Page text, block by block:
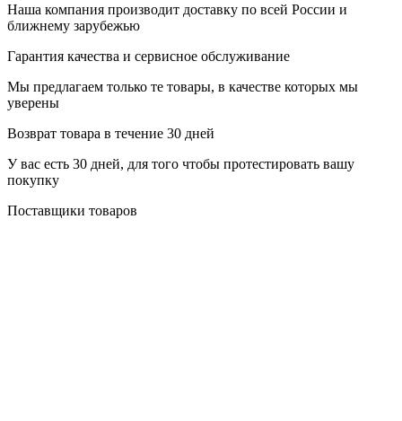
Наша компания производит доставку по всей России и
ближнему зарубежью
Гарантия качества и сервисное обслуживание
Мы предлагаем только те товары, в качестве которых мы
уверены
Возврат товара в течение 30 дней
У вас есть 30 дней, для того чтобы протестировать вашу
покупку
Поставщики товаров